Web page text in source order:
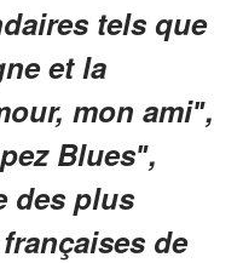
tels que
et la
mon amiʺ,
Bluesʺ,
des plus
de